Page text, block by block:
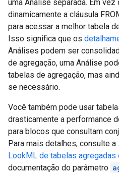
uma Análise separada. Em
dinamicamente a cláusula
para acessar a melhor tabela
Isso significa que os
Análises podem ser
de agregação, uma Análise
tabelas de agregação, mas
se necessário.
Você também pode usar
drasticamente a performance
para blocos que consultam
Para mais detalhes, consulte a
LookML de tabelas agregadas
documentação do parâmetro